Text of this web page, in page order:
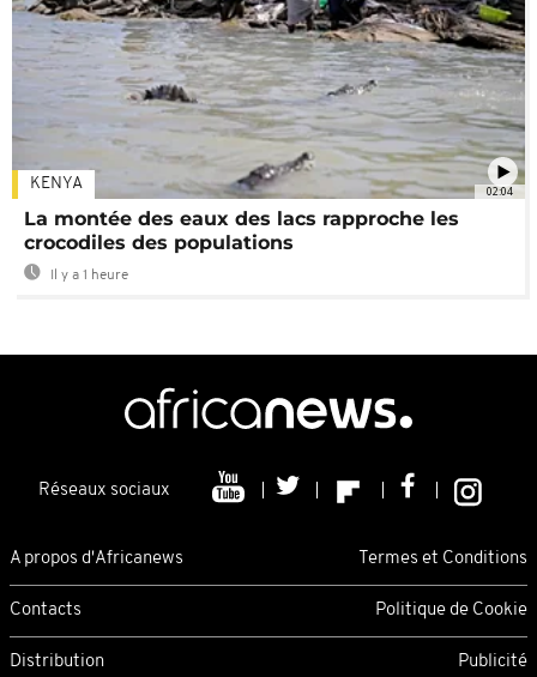
02:04
KENYA
La montée des eaux des lacs rapproche les
crocodiles des populations
Il y a 1 heure
Réseaux sociaux
A propos d'Africanews Termes et Conditions
Contacts Politique de Cookie
Distribution Publicité